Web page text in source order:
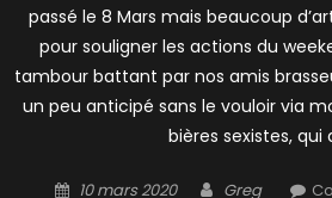
passé le 8 Mars mais beaucoup
pour souligner les actions du
tambour battant par nos amis
un peu anticipé sans le vouloir via
bières sexistes, qui
Posted
10 mars 2020 Author
Greg